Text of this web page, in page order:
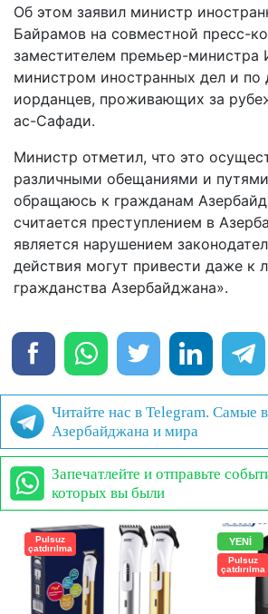
Oб этом заявил министр
Байрамов на совместной пресс-
заместителем премьер-министра
министром иностранных дел и по
иорданцев, проживающих за
ас-Сафади.
Министр отметил, что это
различными обещаниями и
обращаюсь к гражданам
считается преступлением в
является нарушением
действия могут привести даже к
гражданства Азербайджана».
Читайте нас в Telegram. Самые
Азербайджана и мира
Запечатлейте и отправьте
которых вы были